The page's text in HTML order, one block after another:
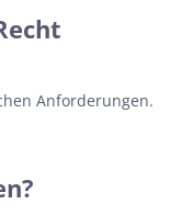
Anforderungen.